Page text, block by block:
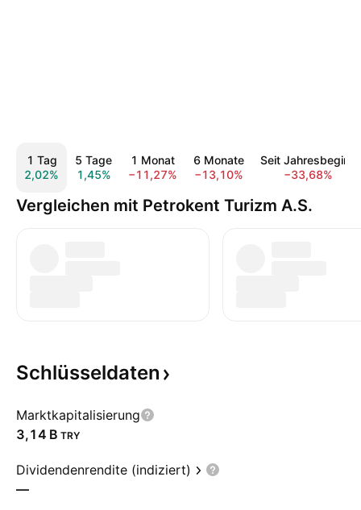
1 Tag
2,02%
5 Tage
1,45%
1 Monat
−11,27%
6 Monate
−13,10%
Seit Jahresbeginn
−33,68%
Vergleichen mit Petrokent Turizm A.S.
Schlüsseldaten
Marktkapitalisierung
‪3,14 B‬ TRY
Dividendenrendite (indiziert)
—